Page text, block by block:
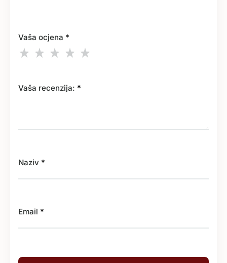
Vaša ocjena *
Vaša recenzija: *
Naziv *
Email *